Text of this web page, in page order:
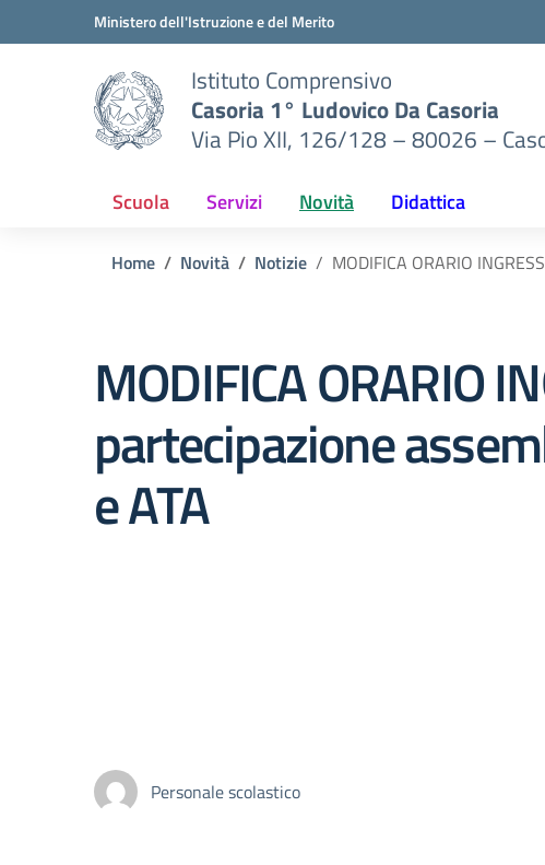
Vai ai contenuti
Vai al menu di navigazioneMinistero dell'Istruzione e del Merito
Istituto Comprensivo
Casoria 1° Ludovico Da Casoria
Via Pio XII, 126/128 – 80026 –
Scuola Servizi Novità Didattica
Home Novità Notizie MODIFICA ORARIO
MODIFICA ORARIO
partecipazione
e ATA
Personale scolastico